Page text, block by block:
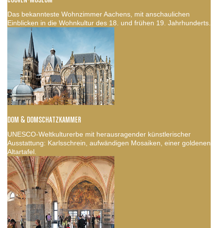
Das bekannteste Wohnzimmer Aachens, mit anschaulichen
Einblicken in die Wohnkultur des 18. und frühen 19. Jahrhunderts.
DOM & DOMSCHATZKAMMER
UNESCO-Weltkulturerbe mit herausragender künstlerischer
Ausstattung: Karlsschrein, aufwändigen Mosaiken, einer goldenen
Altartafel.